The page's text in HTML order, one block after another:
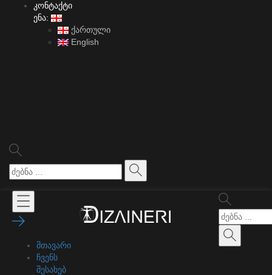
კონტაქტი
ენა:
ქართული
English
მთავარი
ჩვენს
შესახებ